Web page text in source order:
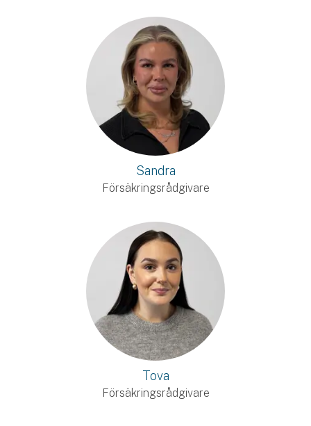
Sandra
Försäkringsrådgivare
Tova
Försäkringsrådgivare